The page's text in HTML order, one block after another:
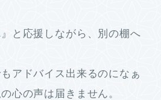
と応援しながら、別の棚へ
アドバイス出来るのになぁ
心の声は届きません。